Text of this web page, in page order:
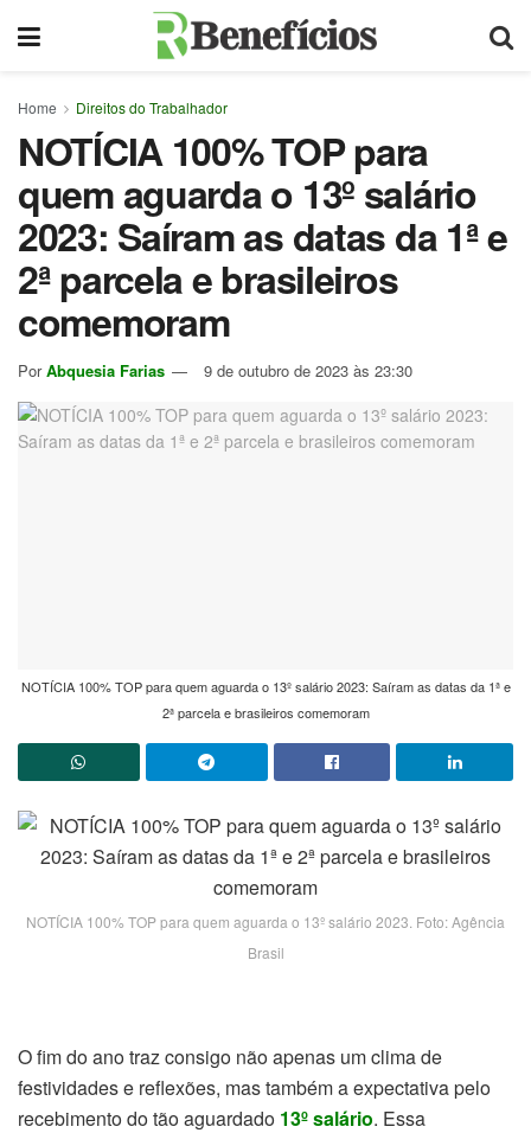
Home Direitos do Trabalhador
NOTÍCIA 100% TOP para
quem aguarda o 13º salário
2023: Saíram as datas da 1ª e
2ª parcela e brasileiros
comemoram
Por Abquesia Farias 9 de outubro de 2023 às 23:30
NOTÍCIA 100% TOP para quem aguarda o 13º salário 2023: Saíram as datas da 1ª e
2ª parcela e brasileiros comemoram
NOTÍCIA 100% TOP para quem aguarda o 13º salário 2023. Foto: Agência
Brasil
O fim do ano traz consigo não apenas um clima de
festividades e reflexões, mas também a expectativa pelo
recebimento do tão aguardado 13º salário. Essa